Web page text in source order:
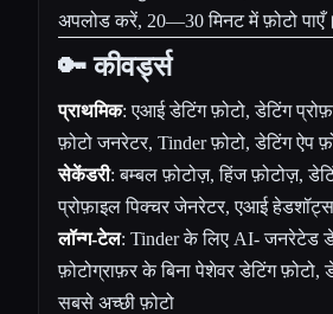
अपलोड करें, 20—30 मिनट में फ़ोटो पाएँ।
🔑 कीवर्ड्स
प्राथमिक: एआई डेटिंग फ़ोटो, डेटिंग
फ़ोटो जनरेटर, Tinder फ़ोटो, डेटिंग ऐप
सेकेंडरी: बम्बल फ़ोटोज़, हिंज फ़ोटोज़,
प्रोफ़ाइल पिक्चर जेनरेटर, एआई हेडशॉट्स
लॉन्ग-टेल: Tinder के लिए AI- जनरेटेड
फ़ोटोग्राफ़र के बिना पेशेवर डेटिंग फ़ोटो,
सबसे अच्छी फ़ोटो